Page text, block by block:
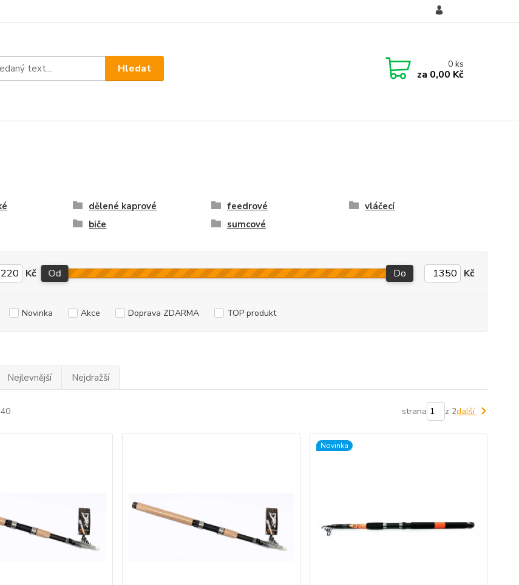
Hledat 0ks
za 0,00 Kč
dělené kaprové feedrové
vláčecí
biče sumcové
Kč Od Do Kč
Novinka Akce Doprava ZDARMA TOP produkt
Nejlevnější Nejdražší
strana z 2další
Novinka